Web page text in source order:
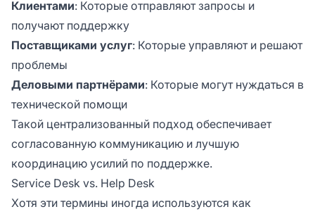
Клиентами: Которые отправляют запросы и
получают поддержку
Поставщиками услуг: Которые управляют и решают
проблемы
Деловыми партнёрами: Которые могут нуждаться в
технической помощи
Такой централизованный подход обеспечивает
согласованную коммуникацию и лучшую
координацию усилий по поддержке.
Service Desk vs. Help Desk
Хотя эти термины иногда используются как